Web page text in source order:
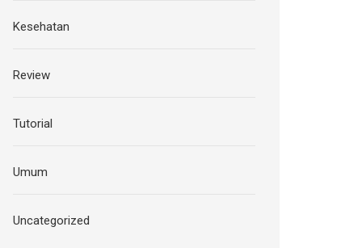
Kesehatan
Review
Tutorial
Umum
Uncategorized